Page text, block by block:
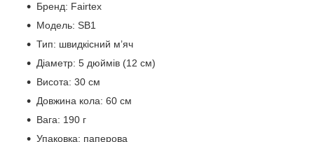
Бренд: Fairtex
Модель: SB1
Тип: швидкісний м’яч
Діаметр: 5 дюймів (12 см)
Висота: 30 см
Довжина кола: 60 см
Вага: 190 г
Упаковка: паперова